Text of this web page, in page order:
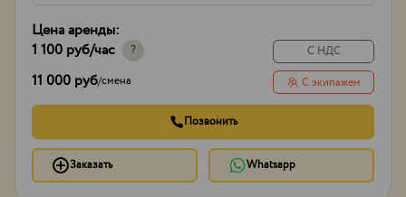
Цена аренды:
1 100 руб/час ?
11 000 руб/смена
С НДС
С экипажем
Позвонить
Заказать Whatsapp